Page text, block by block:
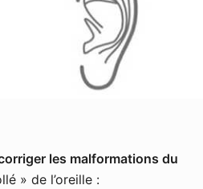
les malformations du
» de l’oreille :